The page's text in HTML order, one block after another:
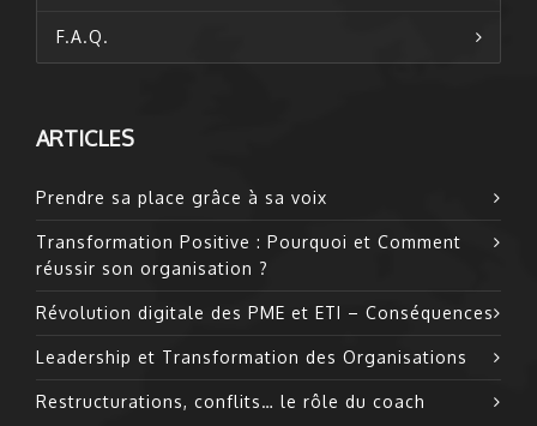
F.A.Q.
ARTICLES
Prendre sa place grâce à sa voix
Transformation Positive : Pourquoi et Comment
réussir son organisation ?
Révolution digitale des PME et ETI – Conséquences
Leadership et Transformation des Organisations
Restructurations, conflits… le rôle du coach